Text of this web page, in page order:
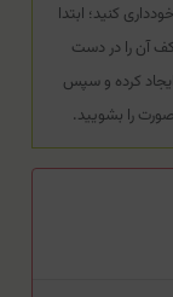
خودداری کنید؛ ابتدا
کف آن را در دست
ایجاد کرده و سپس
صورت را بشویید.